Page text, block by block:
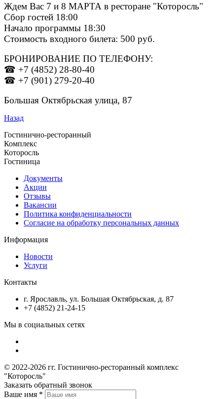
Ждем Вас 7 и 8 МАРТА в ресторане "Которосль"
Сбор гостей 18:00
Начало программы 18:30
Стоимость входного билета: 500 руб.
БРОНИРОВАНИЕ ПО ТЕЛЕФОНУ:
☎ +7 (4852) 28-80-40
☎ +7 (901) 279-20-40
Большая Октябрьская улица, 87
Назад
Гостинично-ресторанный
Комплекс
Которосль
Гостиница
Документы
Акции
Отзывы
Вакансии
Политика конфиденциальности
Согласие на обработку персональных данных
Информация
Новости
Услуги
Контакты
г. Ярославль, ул. Большая Октябрьская, д. 87
+7 (4852) 21-24-15
Мы в социальных сетях
© 2022-2026 гг. Гостинично-ресторанный комплекс
"Которосль"
Заказать обратный звонок
Ваше имя *